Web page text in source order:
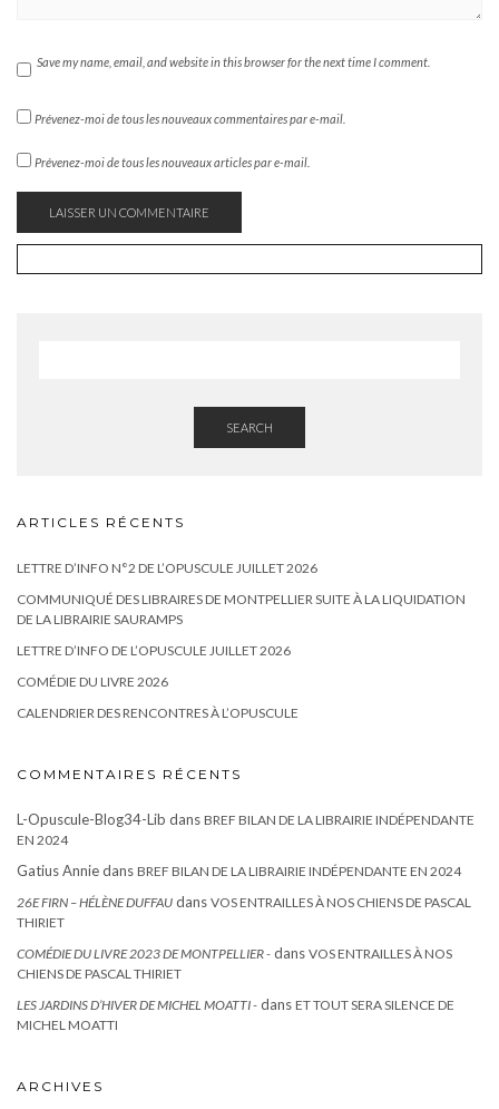
Save my name, email, and website in this browser for the next time I comment.
Prévenez-moi de tous les nouveaux commentaires par e-mail.
Prévenez-moi de tous les nouveaux articles par e-mail.
SEARCH
ARTICLES RÉCENTS
LETTRE D’INFO N°2 DE L’OPUSCULE JUILLET 2026
COMMUNIQUÉ DES LIBRAIRES DE MONTPELLIER SUITE À LA LIQUIDATION
DE LA LIBRAIRIE SAURAMPS
LETTRE D’INFO DE L’OPUSCULE JUILLET 2026
COMÉDIE DU LIVRE 2026
CALENDRIER DES RENCONTRES À L’OPUSCULE
COMMENTAIRES RÉCENTS
L-Opuscule-Blog34-Lib dans BREF BILAN DE LA LIBRAIRIE INDÉPENDANTE
EN 2024
Gatius Anniedans BREF BILAN DE LA LIBRAIRIE INDÉPENDANTE EN 2024
26E FIRN – HÉLÈNE DUFFAU dans VOS ENTRAILLES À NOS CHIENS DE PASCAL
THIRIET
COMÉDIE DU LIVRE 2023 DE MONTPELLIER - dans VOS ENTRAILLES À NOS
CHIENS DE PASCAL THIRIET
LES JARDINS D’HIVER DE MICHEL MOATTI - dans ET TOUT SERA SILENCE DE
MICHEL MOATTI
ARCHIVES